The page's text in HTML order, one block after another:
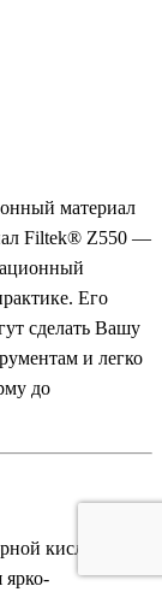
материал
Filtek® Z550 —
Его
сделать Вашу
и легко
до
кислоты для
ярко-